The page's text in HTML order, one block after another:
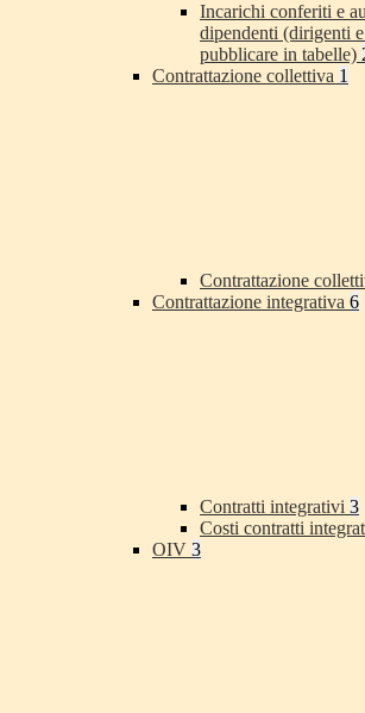
Incarichi conferiti e
dipendenti (dirigenti
pubblicare in tabelle)
Contrattazione collettiva 1
Contrattazione
Contrattazione integrativa 6
Contratti integrativi 3
Costi contratti
OIV 3